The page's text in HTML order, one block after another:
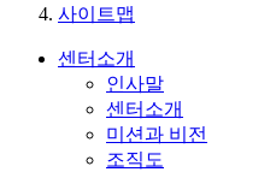
사이트맵
센터소개
인사말
센터소개
미션과 비전
조직도